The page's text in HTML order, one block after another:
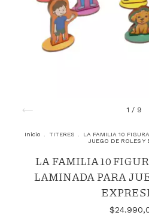
1 / 9
Inicio TITERES
LA FAMILIA 10
JUEGO DE ROLES Y
LA FAMILIA 10
LAMINADA PARA